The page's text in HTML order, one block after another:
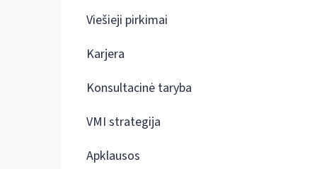
Viešieji pirkimai
Karjera
Konsultacinė taryba
VMI strategija
Apklausos